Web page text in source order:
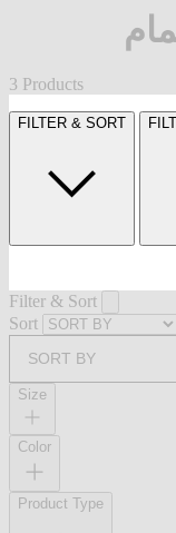
3 Products
FILTER & SORT
Filter & Sort
Sort
SORT BY
Size
Color
Product Type